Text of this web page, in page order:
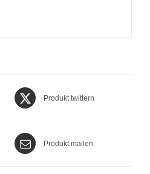
Produkt twittern
Produkt mailen